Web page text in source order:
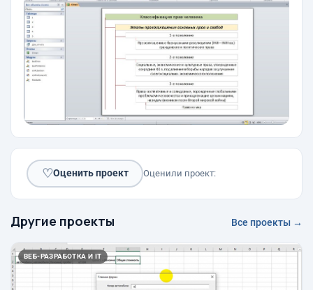
♡Оценить проект Оценили проект:
Другие проекты Все проекты →
ВЕБ-РАЗРАБОТКА И IT